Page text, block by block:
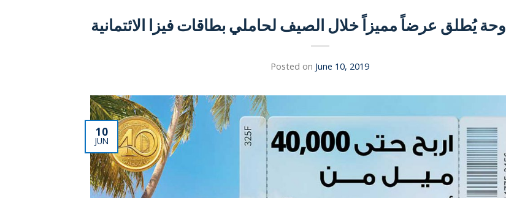
يُطلق عرضاً مميزاً خلال الصيف لحاملي بطاقات فيزا الائتمانية
Posted on June 10, 2019
10
JUN